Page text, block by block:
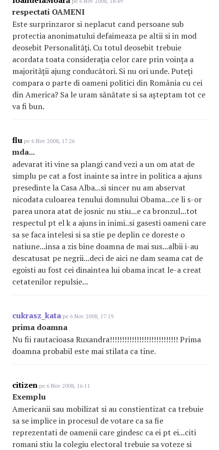
respectati OAMENI
Este surprinzaror si neplacut cand persoane sub
protectia anonimatului defaimeaza pe altii si in mod
deosebit Personalități. Cu totul deosebit trebuie
acordata toata considerația celor care prin voința a
majorității ajung conducători. Si nu ori unde. Puteți
compara o parte di oameni politici din România cu cei
din America? Sa le uram sănătate si sa așteptam tot ce
va fi bun.
flu pe 6 Nov 2008, 17:26
mda...
adevarat iti vine sa plangi cand vezi a un om atat de
simplu pe cat a fost inainte sa intre in politica a ajuns
presedinte la Casa Alba...si sincer nu am abservat
nicodata culoarea tenului domnului Obama...ce li s-or
parea unora atat de josnic nu stiu...e ca bronzul...tot
respectul pt el k a ajuns in inimi..si gasesti oameni care
sa se faca intelesi si sa stie pe deplin ce doreste o
natiune...insa a zis bine doamna de mai sus...albii i-au
descatusat pe negrii...deci de aici ne dam seama cat de
egoisti au fost cei dinaintea lui obama incat le-a creat
cetatenilor repulsie...
cukrasz_kata pe 6 Nov 2008, 17:19
prima doamna
Nu fii rautacioasa Ruxandra!!!!!!!!!!!!!!!!!!!!!!!!!!!! Prima
doamna probabil este mai stilata ca tine.
citizen pe 6 Nov 2008, 16:11
Exemplu
Americanii sau mobilizat si au constientizat ca trebuie
sa se implice in procesul de votare ca sa fie
reprezentati de oamenii care gindesc ca ei pt ei...citi
romani stiu la colegiu electoral trebuie sa voteze si